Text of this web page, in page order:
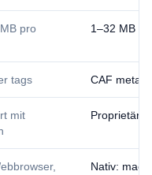
pro
1–32 MB
tags CAF
mit
Proprietär
Nativ: